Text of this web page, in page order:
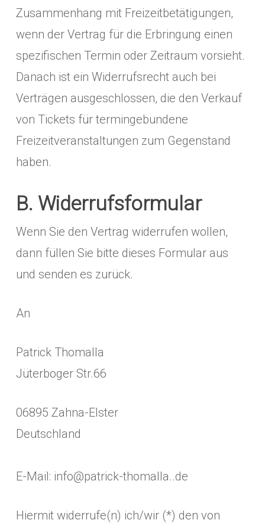
Zusammenhang mit Freizeitbetätigungen,
wenn der Vertrag für die Erbringung einen
spezifischen Termin oder Zeitraum vorsieht.
Danach ist ein Widerrufsrecht auch bei
Verträgen ausgeschlossen, die den Verkauf
von Tickets für termingebundene
Freizeitveranstaltungen zum Gegenstand
haben.
B. Widerrufsformular
Wenn Sie den Vertrag widerrufen wollen,
dann füllen Sie bitte dieses Formular aus
und senden es zurück.
An
Patrick Thomalla
Jüterboger Str.66
06895 Zahna-Elster
Deutschland
E-Mail: info@patrick-thomalla..de
Hiermit widerrufe(n) ich/wir (*) den von